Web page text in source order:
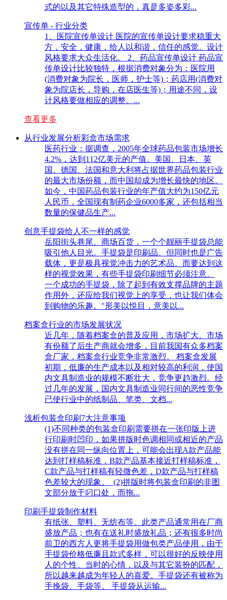
式的以及其它特殊造型的，真是多姿多彩...
宣传单 - 行业分类
1、医院宣传单设计 医院的宣传单设计要求稳重大
方，安全，健康，给人以和谐，信任的感觉。设计
风格要求大众生活化。 2、药品宣传单设计 药品宣
传单设计比较独特，根据消费对象分为：医院用
(消费对象为院长，医师，护士等)；药店用(消费对
象为院店长，导购，在店医生等)；用途不同，设
计风格要做相应的调整。...
查看更多
从行业发展分析彩盒市场需求
医药行业：据调查，2005年全球药品包装市场增长
4.2%，达到112亿美元的产值。美国、日本、英
国、德国、法国和意大利将占据世界药品包装行业
的最大市场份额，而中国却成为增长最快的地区。
如今，中国药品包装行业的年产值大约为150亿元
人民币，全国现有制药企业6000多家，还包括相当
数量的保健品生产...
创意手提袋给人不一样的感觉
岳阳街头巷尾、商场百货，一个个靓丽手提袋总能
吸引他人目光。手提袋是印刷品、但同时也是广告
载体，更是极具视觉冲击力的艺术品。而要达到这
样的视觉效果，有些手提袋印刷细节必须注意。
一个成功的手提袋，除了起到有效支撑品牌的主题
作用外，还应给我们视觉上的享受，也让我们体会
到购物的乐趣。"形美以悦目，意美以...
档案盒行业的市场发展状况
近几年，随着档案盒的普及应用，市场扩大。市场
有份额了后生产商就会增多，目前我国有众多档案
盒厂家，档案盒行业竞争非常激烈。 档案盒发展
初期，低廉的生产成本以及相对较高的利润，使国
内文具制造业的规模不断壮大，竞争更趋激烈。经
过几年的发展，国内文具制造业同行间的恶性竞争
已使行业中的纸制品、笔类、文档...
浅析包装盒印刷7大注意事项
(1)不同种类的包装盒印刷需要拼在一张印版上进
行印刷时凹印，如果拼版时色调相同或相近的产品
没有拼在同一纵向位置上，可能会出现A款产品能
达到打样稿标准，B款产品基本接近打样稿标准，
C款产品与打样稿有轻微色差，D款产品与打样稿
色差较大的现象。 (2)拼版时将包装盒印刷的非图
文部分放于叼口处，而拖...
印刷手提袋制作材料
有纸张、塑料、无纺布等。此类产品通常用在厂商
盛放产品；也有在送礼时盛放礼品；还有很多时尚
前卫的西方人更将手提袋用做包类产品使用，由于
手提袋价格低廉且款式多样，可以很好的反映使用
人的个性、当时的心情，以及与其它装扮的匹配，
所以越来越成为年轻人的喜爱。手提袋还有被称为
手挽袋、手袋等。 手提袋从运输...